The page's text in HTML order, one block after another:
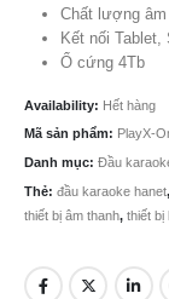
Chất lượng âm
Kết nối Tablet,
Ổ cứng 4Tb
Availability: Hết hàng
Mã sản phẩm: PlayX-
Danh mục: Đầu
Thẻ: đầu karaoke hanet,
thiết bị âm thanh, thiết bị